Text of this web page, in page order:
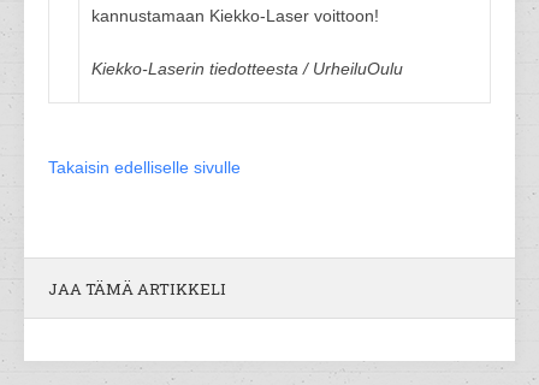
kannustamaan Kiekko-Laser voittoon!
Kiekko-Laserin tiedotteesta / UrheiluOulu
Takaisin edelliselle sivulle
JAA TÄMÄ ARTIKKELI